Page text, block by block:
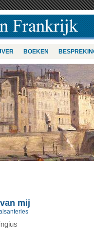
BOEKEN
mij